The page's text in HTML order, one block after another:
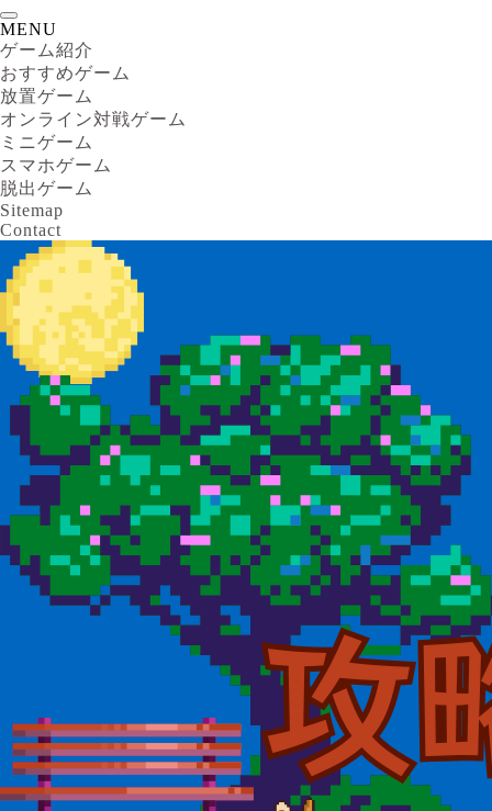
MENU
ゲーム紹介
おすすめゲーム
放置ゲーム
オンライン対戦ゲーム
ミニゲーム
スマホゲーム
脱出ゲーム
Sitemap
Contact